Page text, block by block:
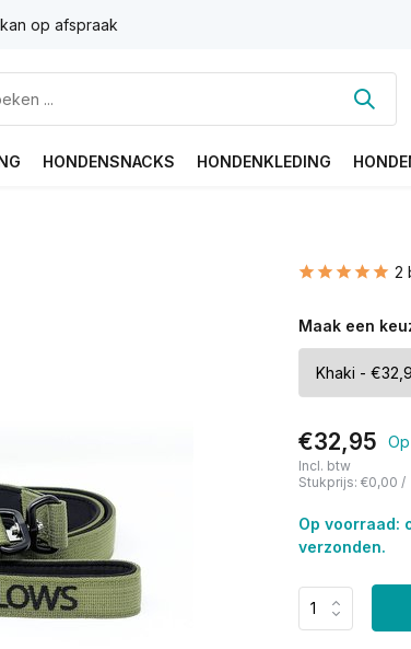
op afspraak
HONDENSNACKS HONDENKLEDING
2
Maak een
€32,95
Incl. btw
Stukprijs: €0,00 /
Op voorraad:
verzonden.